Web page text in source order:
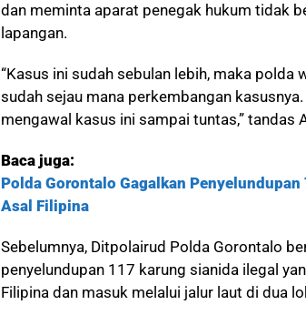
dan meminta aparat penegak hukum tidak
lapangan.
“Kasus ini sudah sebulan lebih, maka polda
sudah sejau mana perkembangan
mengawal kasus ini sampai tuntas,” tandas
Baca juga:
Polda Gorontalo Gagalkan Penyelundupan
Asal Filipina
Sebelumnya, Ditpolairud Polda Gorontalo
penyelundupan 117 karung sianida ilegal
Filipina dan masuk melalui jalur laut di dua